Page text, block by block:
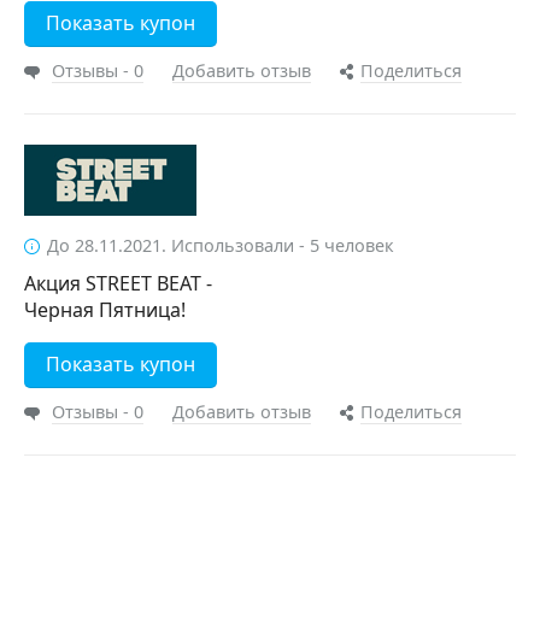
Показать купон
Отзывы - 0 Добавить отзыв Поделиться
До 28.11.2021. Использовали - 5 человек
Акция STREET BEAT -
Черная Пятница!
Показать купон
Отзывы - 0 Добавить отзыв Поделиться